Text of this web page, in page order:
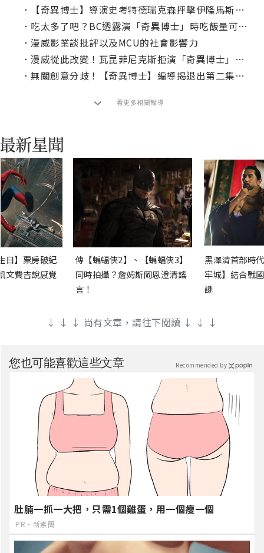
．
【奇異博士】導演史考特德瑞克森抨擊伊隆馬斯克對電影「一竅不通」！
． 吃太多了吧？BC透露演「奇異博士」時吃飯量可以養活一個家庭！
． 漫威影業談批評以及MCU的社會影響力
． 漫威從此改變！瓦昆菲尼克斯拒演「奇異博士」的影響
． 無關創意分歧！【奇異博士】編導揭退出第二集原由
看更多相關報導
日】票房破紀
文費吉說感覺
傳【蝙蝠俠2】、【蝙蝠俠3】
同時拍攝？詹姆斯岡恩澄清謠
言！
黑澤清首部時
牢城】結合戰
謎
↓ ↓ ↓ 尚有文章，請往下閱讀 ↓ ↓ ↓
您也可能喜歡這些文章
肚腩一抓一大把，只需1個雞蛋，用一個瘦一個
PR・新素簡
Recommended by